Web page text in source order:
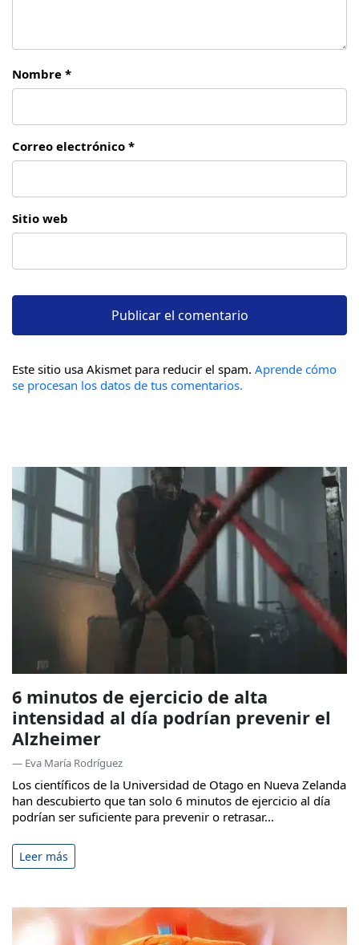
Nombre *
Correo electrónico *
Sitio web
Este sitio usa Akismet para reducir el spam. Aprende cómo
se procesan los datos de tus comentarios.
6 minutos de ejercicio de alta
intensidad al día podrían prevenir el
Alzheimer
— Eva María Rodríguez
Los científicos de la Universidad de Otago en Nueva Zelanda
han descubierto que tan solo 6 minutos de ejercicio al día
podrían ser suficiente para prevenir o retrasar...
Leer más